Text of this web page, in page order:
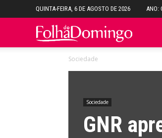
QUINTA-FEIRA, 6 DE AGOSTO DE 2026 ANO:
Folha
Sociedade
Sociedade
GNR